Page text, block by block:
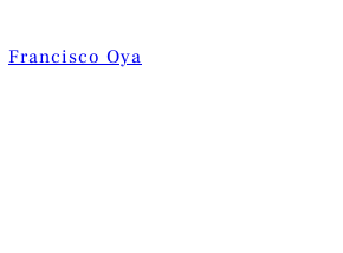
Francisco Oya